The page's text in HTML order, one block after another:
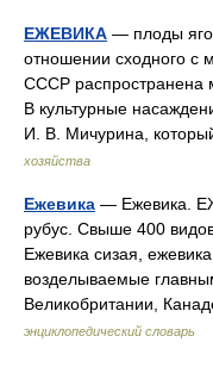
ЕЖЕВИКА — плоды
отношении сходного с
СССР распространена
В культурные
И. В. Мичурина,
хозяйства
Ежевика — Ежевика.
рубус. Свыше 400
Ежевика сизая,
возделываемые
Великобритании,
энциклопедический словарь